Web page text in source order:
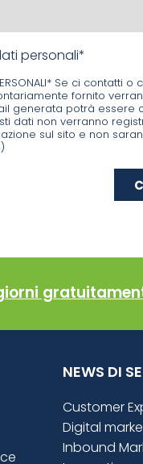
personali*
PERSONALI* Se ci
fornito
generata potrà essere
dati non verranno
sul sito e non
NEWS DI
Customer
Digital
Inbound